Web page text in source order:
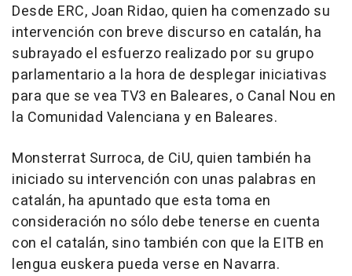
Desde ERC, Joan Ridao, quien ha comenzado su
intervención con breve discurso en catalán, ha
subrayado el esfuerzo realizado por su grupo
parlamentario a la hora de desplegar iniciativas
para que se vea TV3 en Baleares, o Canal Nou en
la Comunidad Valenciana y en Baleares.
Monsterrat Surroca, de CiU, quien también ha
iniciado su intervención con unas palabras en
catalán, ha apuntado que esta toma en
consideración no sólo debe tenerse en cuenta
con el catalán, sino también con que la EITB en
lengua euskera pueda verse en Navarra.